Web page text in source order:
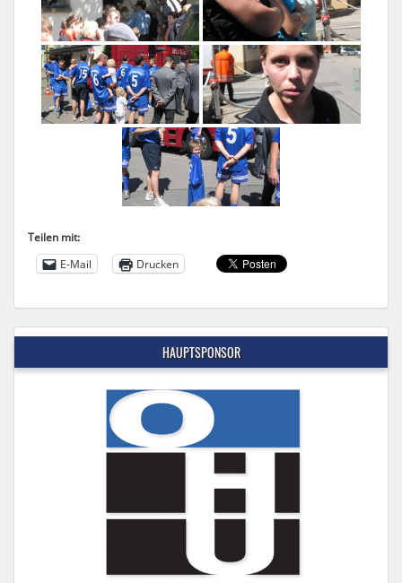
Teilen mit:
E-Mail
Drucken
HAUPTSPONSOR